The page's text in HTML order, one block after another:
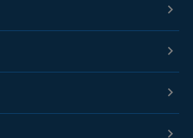



